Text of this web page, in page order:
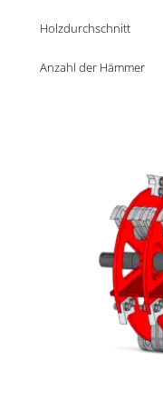
Holzdurchschnitt
Anzahl der Hämmer